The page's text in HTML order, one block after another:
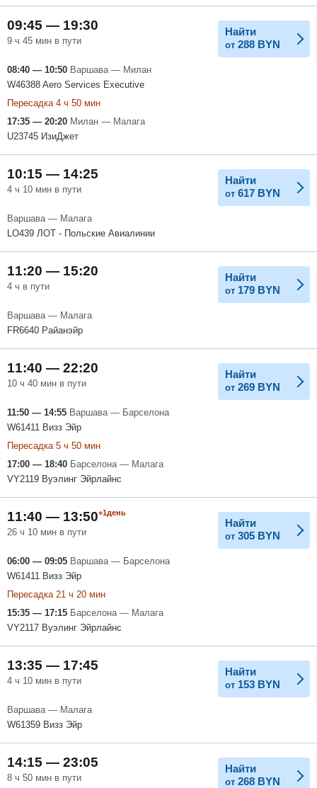
09:45 — 19:30
9 ч 45 мин в пути
Найти
от 288 BYN
08:40 — 10:50 Варшава — Милан
W46388 Aero Services Executive
Пересадка 4 ч 50 мин
17:35 — 20:20 Милан — Малага
U23745 ИзиДжет
10:15 — 14:25
4 ч 10 мин в пути
Найти
от 617 BYN
Варшава — Малага
LO439 ЛОТ - Польские Авиалинии
11:20 — 15:20
4 ч в пути
Найти
от 179 BYN
Варшава — Малага
FR6640 Райанэйр
11:40 — 22:20
10 ч 40 мин в пути
Найти
от 269 BYN
11:50 — 14:55 Варшава — Барселона
W61411 Визз Эйр
Пересадка 5 ч 50 мин
17:00 — 18:40 Барселона — Малага
VY2119 Вуэлинг Эйрлайнс
11:40 — 13:50+1день
26 ч 10 мин в пути
Найти
от 305 BYN
06:00 — 09:05 Варшава — Барселона
W61411 Визз Эйр
Пересадка 21 ч 20 мин
15:35 — 17:15 Барселона — Малага
VY2117 Вуэлинг Эйрлайнс
13:35 — 17:45
4 ч 10 мин в пути
Найти
от 153 BYN
Варшава — Малага
W61359 Визз Эйр
14:15 — 23:05
8 ч 50 мин в пути
Найти
от 268 BYN